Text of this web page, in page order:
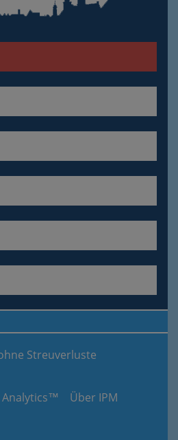
Streuverluste
Analytics™ Über IPM